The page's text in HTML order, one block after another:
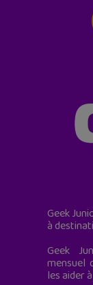
Geek
à
Geek
mensuel
les aider